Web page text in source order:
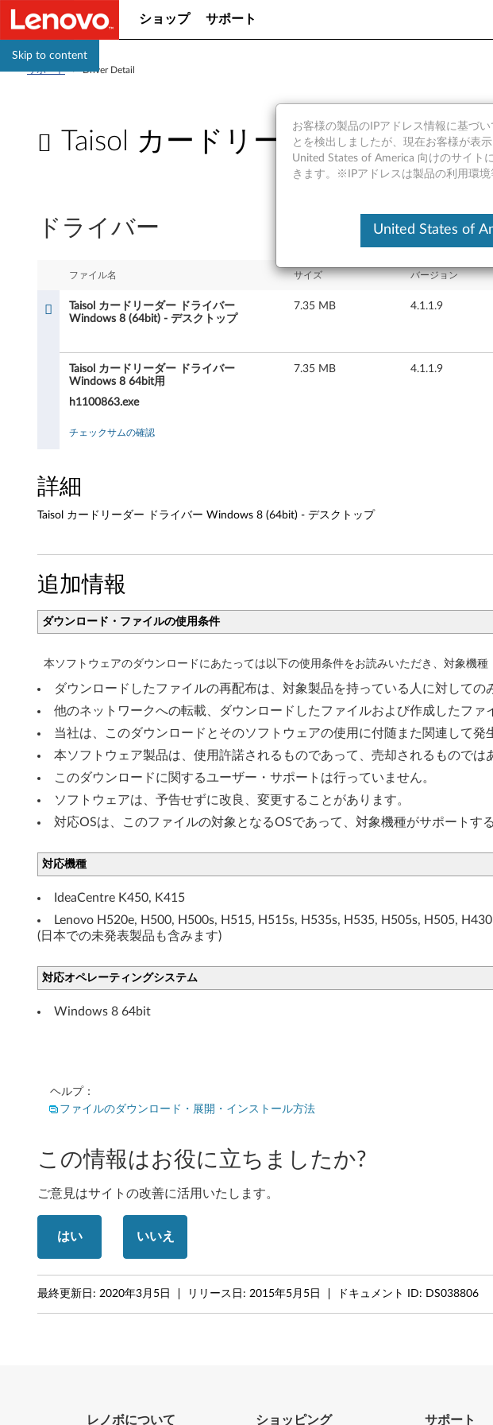
Skip to content
ショップ サポート
サポート >Driver Detail
Taisol カードリーダー ドライバ
o
カ
ー
ダ
ー
ド
ラ
イ
バ
ー
W
i
n
d
o
w
s
8
(
6
)
-
デ
ス
ク
ト
ドライバー
ファイル名 サイズ バージョン
Taisol カードリーダー ドライバー
Windows 8 (64bit) - デスクトップ
7.35 MB 4.1.1.9
Taisol カードリーダー ドライバー
Windows 8 64bit用
h1100863.exe
7.35 MB 4.1.1.9
チェックサムの確認
詳細
Taisol カードリーダー ドライバー Windows 8 (64bit) - デスクトップ
追加情報
ダウンロード・ファイルの使用条件
本ソフトウェアのダウンロードにあたっては以下の使用条件をお読みいただき、対象機種
ダウンロードしたファイルの再配布は、対象製品を持っている人に対しての
他のネットワークへの転載、ダウンロードしたファイルおよび作成したフ
当社は、このダウンロードとそのソフトウェアの使用に付随また関連して
本ソフトウェア製品は、使用許諾されるものであって、売却されるものでは
このダウンロードに関するユーザー・サポートは行っていません。
ソフトウェアは、予告せずに改良、変更することがあります。
対応OSは、このファイルの対象となるOSであって、対象機種がサポートす
対応機種
IdeaCentre K450, K415
Lenovo H520e, H500, H500s, H515, H515s, H535s, H535, H505s, H505, H430
(日本での未発表製品も含みます)
対応オペレーティングシステム
Windows 8 64bit
ヘルプ：
ファイルのダウンロード・展開・インストール方法
この情報はお役に立ちましたか?
ご意見はサイトの改善に活用いたします。
はい いいえ
最終更新日: 2020年3月5日 リリース日: 2015年5月5日 ドキュメント ID: DS038806
お客様の製品のIPアドレス情報に基づ
とを検出しましたが、現在お客様が表
United States of America 向けのサイト
きます。※IPアドレスは製品の利用環
United States of
レノボについて ショッピング サポート